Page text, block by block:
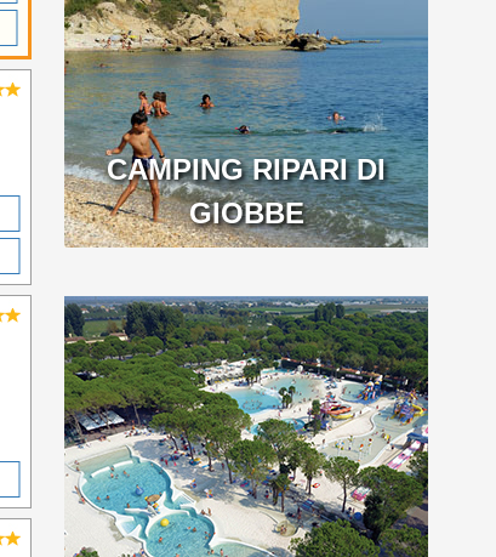
CAMPING RIPARI DI
GIOBBE